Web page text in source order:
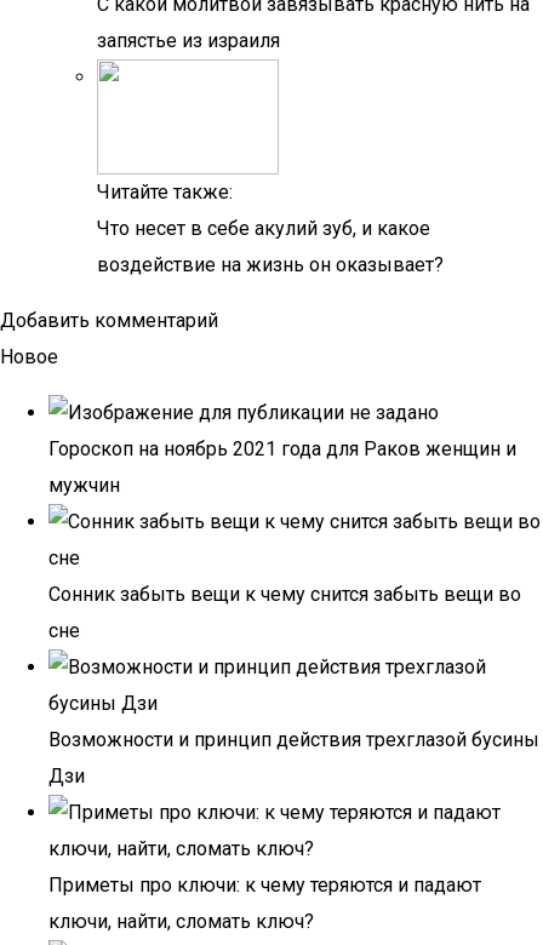
запястье из израиля
Читайте также:
Что несет в себе акулий зуб, и какое
воздействие на жизнь он оказывает?
Добавить комментарий
Новое
Гороскоп на ноябрь 2021 года для Раков женщин и
мужчин
Сонник забыть вещи к чему снится забыть вещи во
сне
Возможности и принцип действия трехглазой бусины
Дзи
Приметы про ключи: к чему теряются и падают
ключи, найти, сломать ключ?